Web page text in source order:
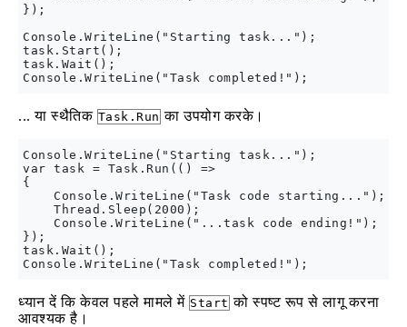
});
Console.WriteLine("Starting task...");
task.Start();
task.Wait();
... या स्थैतिक Task.Run का उपयोग करके।
Console.WriteLine("Starting task...");
var task = Task.Run(() =>
{
    Console.WriteLine("Task code starting...");
    Thread.Sleep(2000);
    Console.WriteLine("...task code ending!");
});
task.Wait();
ध्यान दें कि केवल पहले मामले में Start को स्पष्ट रूप से लागू करना
आवश्यक है।